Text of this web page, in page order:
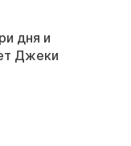
дня и
Джеки